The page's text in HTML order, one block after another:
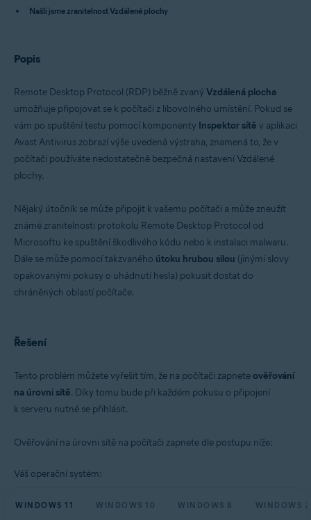
Avast Free Antivirus
Microsoft Windows
Našli jsme zranitelnost Vzdálené plochy
Popis
Remote Desktop Protocol (RDP) běžně zvaný Vzdálená plocha
umožňuje připojovat se k počítači z libovolného umístění. Pokud se
vám po spuštění testu pomocí komponenty Inspektor sítě v aplikaci
Avast Antivirus zobrazí výše uvedená výstraha, znamená to, že v
počítači používáte nedostatečně bezpečná nastavení Vzdálené
plochy.
Nějaký útočník se může připojit k vašemu počítači a může zneužít
známé zranitelnosti protokolu Remote Desktop Protocol od
Microsoftu ke spuštění škodlivého kódu nebo k instalaci malwaru.
Dále se může pomocí takzvaného útoku hrubou silou (jinými slovy
opakovanými pokusy o uhádnutí hesla) pokusit dostat do
chráněných oblastí počítače.
Řešení
Tento problém můžete vyřešit tím, že na počítači zapneteověřování
na úrovni sítě. Díky tomu bude při každém pokusu o připojení
k serveru nutné se přihlásit.
Ověřování na úrovni sítě na počítači zapnete dle postupu níže:
Váš operační systém:
WINDOWS 11 WINDOWS 10 WINDOWS 8 WINDOWS 7